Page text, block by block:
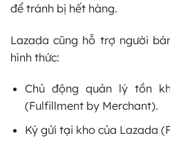
để tránh bị hết hàng.
Lazada cũng hỗ trợ người
hình thức:
Chủ động quản lý tồn
(Fulfillment by Merchant).
Ký gửi tại kho của Lazada